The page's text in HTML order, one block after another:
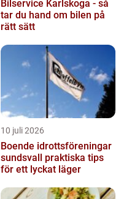
Bilservice Karlskoga - så
tar du hand om bilen på
rätt sätt
10 juli 2026
Boende idrottsföreningar
sundsvall praktiska tips
för ett lyckat läger